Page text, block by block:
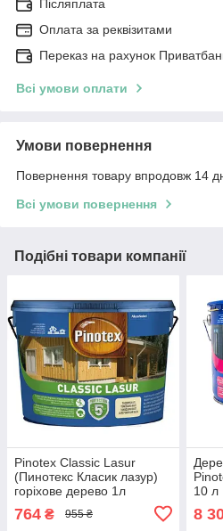
Післяплата
Оплата за реквізитами
Переказ на рахунок
Всі умови оплати
Умови повернення
Повернення товару впродовж 14
Всі умови повернення
Подібні товари компанії
Pinotex Classic Lasur
(Пинотекс Класик лазур)
горіхове дерево 1л
764 ₴ 955 ₴
10 л
8